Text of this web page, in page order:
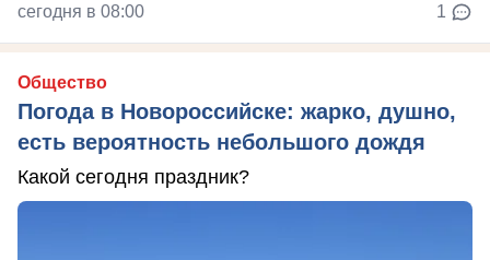
сегодня в 08:00 1
Общество
Погода в Новороссийске: жарко, душно,
есть вероятность небольшого дождя
Какой сегодня праздник?